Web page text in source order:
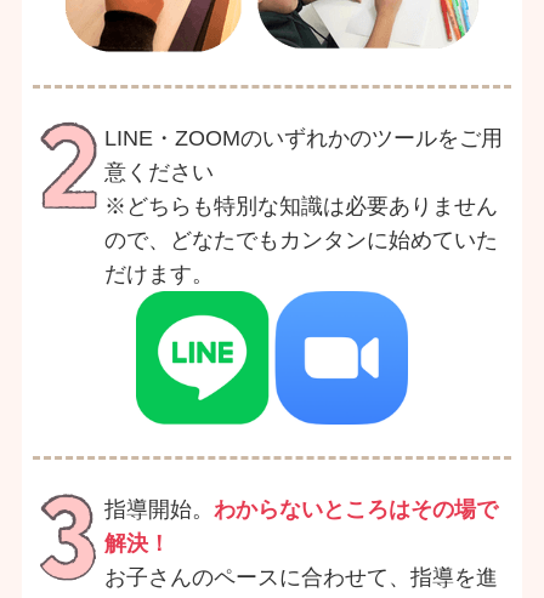
LINE・ZOOMのいずれかのツールをご用
意ください
※どちらも特別な知識は必要ありません
ので、どなたでもカンタンに始めていた
だけます。
指導開始。 わからないところはその場で
解決！
お子さんのペースに合わせて、指導を進